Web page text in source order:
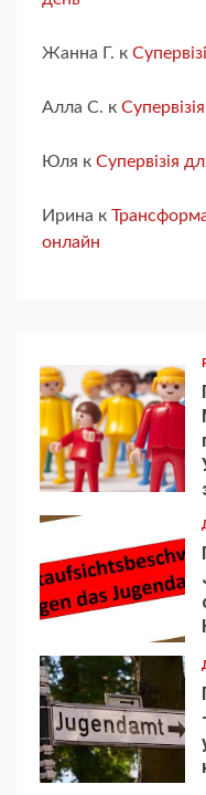
Жанна Г. к
Алла С. к
Юля к Супервізія
Ирина к
онлайн
1
2
3